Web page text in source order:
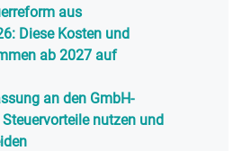
aus
Diese Kosten und
ab 2027 auf
an den GmbH-
nutzen und